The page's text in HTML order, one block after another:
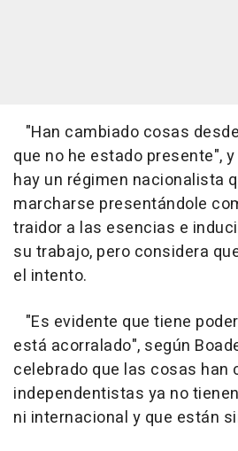
"Han cambiado cosas
que no he estado presente",
hay un régimen nacionalista
marcharse presentándole
traidor a las esencias e
su trabajo, pero considera
el intento.
"Es evidente que tiene
está acorralado", según
celebrado que las cosas han
independentistas ya no
ni internacional y que están